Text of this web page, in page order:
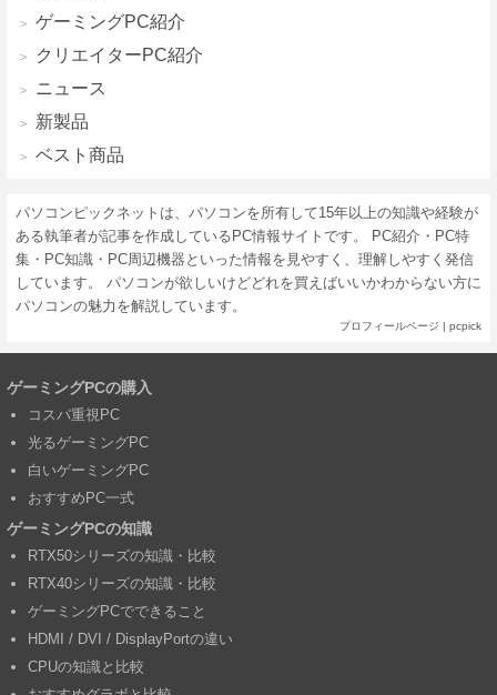
ゲーミングPC紹介
クリエイターPC紹介
ニュース
新製品
ベスト商品
パソコンピックネットは、パソコンを所有して15年以上の知識や経験が
ある執筆者が記事を作成しているPC情報サイトです。 PC紹介・PC特
集・PC知識・PC周辺機器といった情報を見やすく、理解しやすく発信
しています。 パソコンが欲しいけどどれを買えばいいかわからない方に
パソコンの魅力を解説しています。
プロフィールページ | pcpick
ゲーミングPCの購入
コスパ重視PC
光るゲーミングPC
白いゲーミングPC
おすすめPC一式
ゲーミングPCの知識
RTX50シリーズの知識・比較
RTX40シリーズの知識・比較
ゲーミングPCでできること
HDMI / DVI / DisplayPortの違い
CPUの知識と比較